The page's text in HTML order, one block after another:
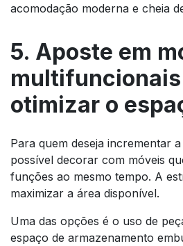
acomodação moderna e cheia
5. Aposte em
otimizar o
Para quem deseja incrementar
possível decorar com móveis
funções ao mesmo tempo. A
maximizar a área disponível.
Uma das opções é o uso de
espaço de armazenamento